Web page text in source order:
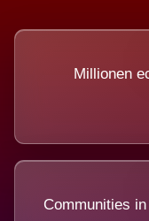
Millionen
Communities